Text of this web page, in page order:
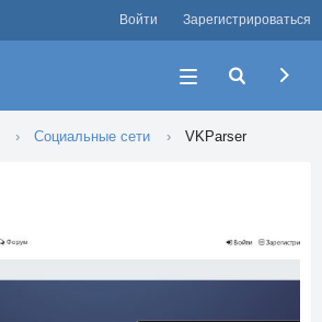
Войти Зарегистрироваться
Социальные сети VKParser